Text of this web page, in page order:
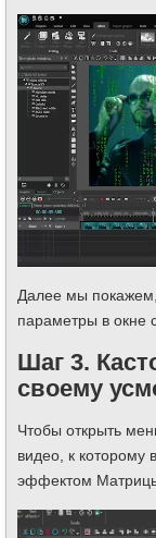
Далее мы
параметры в окне
Шаг 3.
своему
Чтобы открыть
видео, к которому
эффектом